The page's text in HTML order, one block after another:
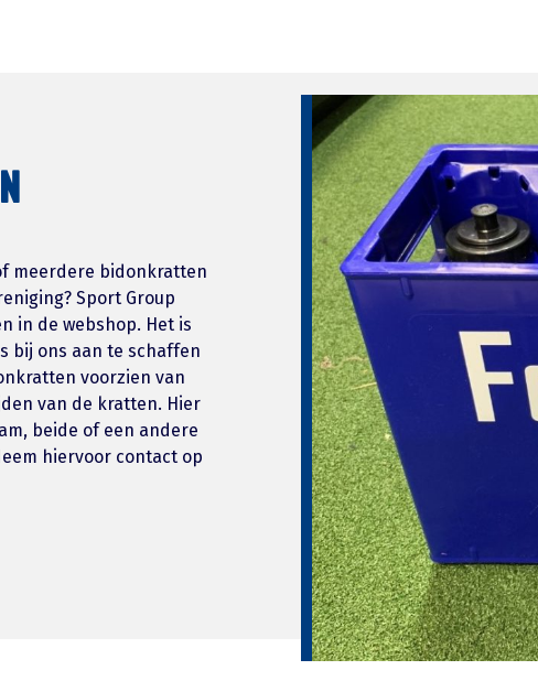
meerdere bidonkratten
Sport Group
in de webshop. Het is
bij ons aan te schaffen
voorzien van
van de kratten. Hier
beide of een andere
hiervoor contact op